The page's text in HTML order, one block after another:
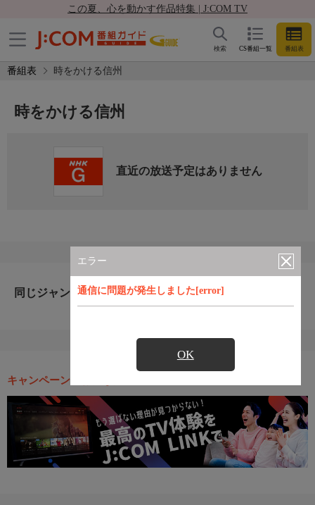
この夏、心を動かす作品特集 | J:COM TV
CS番組一覧 番組表
検索
番組表 時をかける信州
エラー
通信に問題が発生しました[error]
OK
時をかける信州
直近の放送予定はありません
同じジャンルのおすすめ番組
キャンペーン・お得な情報